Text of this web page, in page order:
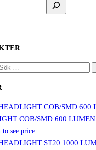
COB/SMD 600 LUMEN
see price